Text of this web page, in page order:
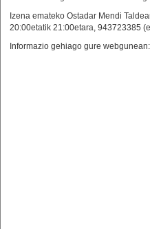
Izena emateko Ostadar Mendi
20:00etatik 21:00etara, 943723385
Informazio gehiago gure